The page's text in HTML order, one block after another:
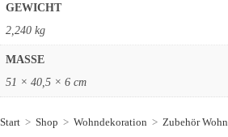
GEWICHT
2,240 kg
MASSE
51 × 40,5 × 6 cm
Start > Shop > Wohndekoration > Zubehör Wohn